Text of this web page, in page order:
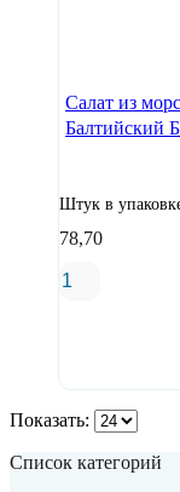
Салат из
Балтийский
Штук в
78,70
Показать:
Список категорий